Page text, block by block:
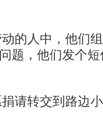
的人中，他们
题，他们发个
请转交到路边